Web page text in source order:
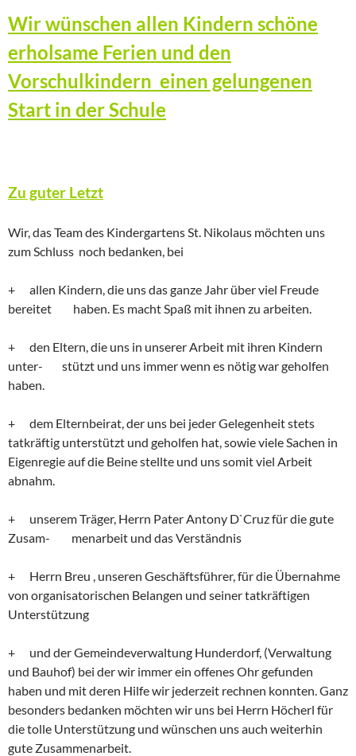
Wir wünschen allen Kindern schöne
erholsame Ferien und den
Vorschulkindern einen gelungenen
Start in der Schule
Zu guter Letzt
Wir, das Team des Kindergartens St. Nikolaus möchten uns
zum Schluss noch bedanken, bei
+ allen Kindern, die uns das ganze Jahr über viel Freude
bereitet haben. Es macht Spaß mit ihnen zu arbeiten.
+ den Eltern, die uns in unserer Arbeit mit ihren Kindern
unter- stützt und uns immer wenn es nötig war geholfen
haben.
+ dem Elternbeirat, der uns bei jeder Gelegenheit stets
tatkräftig unterstützt und geholfen hat, sowie viele Sachen in
Eigenregie auf die Beine stellte und uns somit viel Arbeit
abnahm.
+ unserem Träger, Herrn Pater Antony D`Cruz für die gute
Zusam- menarbeit und das Verständnis
+ Herrn Breu , unseren Geschäftsführer, für die Übernahme
von organisatorischen Belangen und seiner tatkräftigen
Unterstützung
+ und der Gemeindeverwaltung Hunderdorf, (Verwaltung
und Bauhof) bei der wir immer ein offenes Ohr gefunden
haben und mit deren Hilfe wir jederzeit rechnen konnten. Ganz
besonders bedanken möchten wir uns bei Herrn Höcherl für
die tolle Unterstützung und wünschen uns auch weiterhin
gute Zusammenarbeit.